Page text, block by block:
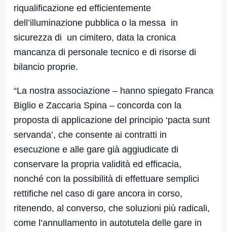
riqualificazione ed efficientemente
dell’illuminazione pubblica o la messa in
sicurezza di un cimitero, data la cronica
mancanza di personale tecnico e di risorse di
bilancio proprie.
“La nostra associazione – hanno spiegato Franca
Biglio e Zaccaria Spina – concorda con la
proposta di applicazione del principio ‘pacta sunt
servanda’, che consente ai contratti in
esecuzione e alle gare già aggiudicate di
conservare la propria validità ed efficacia,
nonché con la possibilità di effettuare semplici
rettifiche nel caso di gare ancora in corso,
ritenendo, al converso, che soluzioni più radicali,
come l’annullamento in autotutela delle gare in